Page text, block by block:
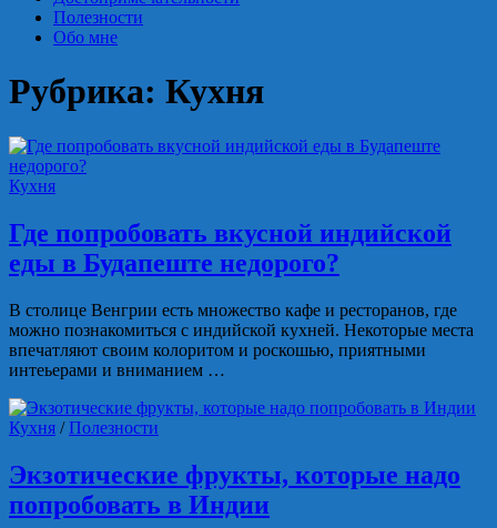
Полезности
Обо мне
Рубрика: Кухня
Кухня
Где попробовать вкусной индийской
еды в Будапеште недорого?
В столице Венгрии есть множество кафе и ресторанов, где
можно познакомиться с индийской кухней. Некоторые места
впечатляют своим колоритом и роскошью, приятными
интеьерами и вниманием …
Кухня /Полезности
Экзотические фрукты, которые надо
попробовать в Индии